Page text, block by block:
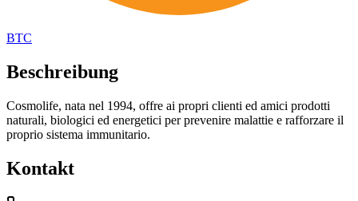
BTC
Beschreibung
Cosmolife, nata nel 1994, offre ai propri clienti ed amici prodotti
naturali, biologici ed energetici per prevenire malattie e rafforzare il
proprio sistema immunitario.
Kontakt